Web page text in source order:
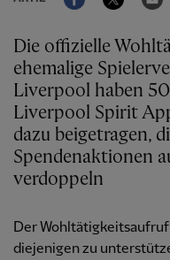
Die offizielle Wohltätigkeitsorganisation und
ehemalige
Liverpool haben
Liverpool Spirit
dazu beigetragen,
Spendenaktionen
verdoppeln
Der
diejenigen zu